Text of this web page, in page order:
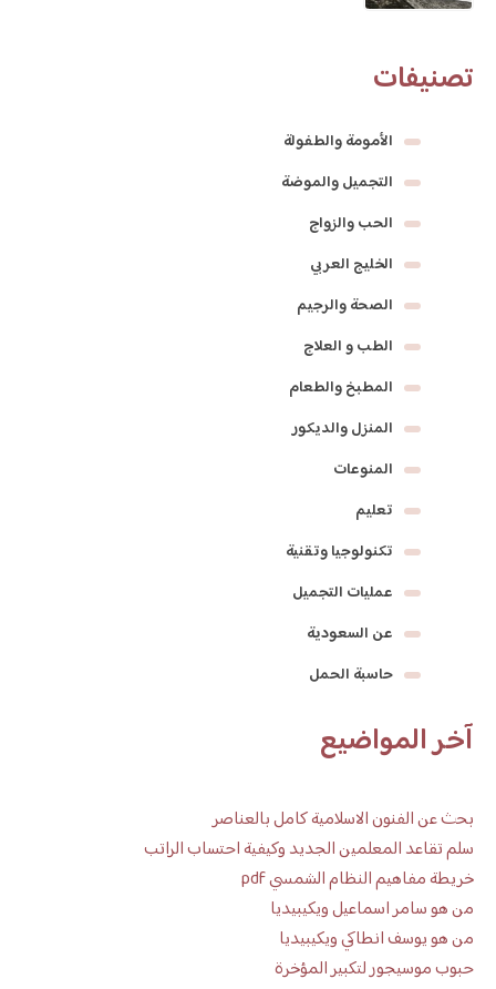
تصنيفات
الأمومة والطفولة
التجميل والموضة
الحب والزواج
الخليج العربي
الصحة والرجيم
الطب و العلاج
المطبخ والطعام
المنزل والديكور
المنوعات
تعليم
تكنولوجيا وتقنية
عمليات التجميل
عن السعودية
حاسبة الحمل
آخر المواضيع
بحث عن الفنون الاسلامية كامل بالعناصر
سلم تقاعد المعلمين الجديد وكيفية احتساب الراتب
خريطة مفاهيم النظام الشمسي pdf
من هو سامر اسماعيل ويكيبيديا
من هو يوسف انطاكي ويكيبيديا
حبوب موسيجور لتكبير المؤخرة